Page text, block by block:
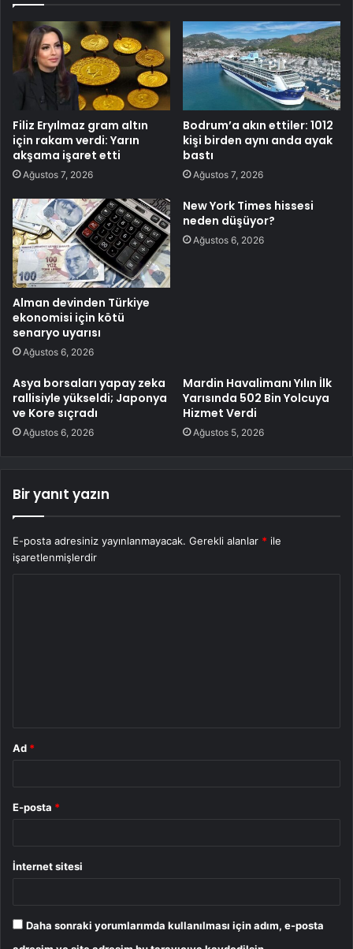
Filiz Eryılmaz gram altın
için rakam verdi: Yarın
akşama işaret etti
Ağustos 7, 2026
Bodrum’a akın ettiler: 1012
kişi birden aynı anda ayak
bastı
Ağustos 7, 2026
Alman devinden Türkiye
ekonomisi için kötü
senaryo uyarısı
Ağustos 6, 2026
New York Times hissesi
neden düşüyor?
Ağustos 6, 2026
Asya borsaları yapay zeka
rallisiyle yükseldi; Japonya
ve Kore sıçradı
Ağustos 6, 2026
Mardin Havalimanı Yılın İlk
Yarısında 502 Bin Yolcuya
Hizmet Verdi
Ağustos 5, 2026
Bir yanıt yazın
E-posta adresiniz yayınlanmayacak. Gerekli alanlar * ile
işaretlenmişlerdir
Ad *
E-posta *
İnternet sitesi
Daha sonraki yorumlarımda kullanılması için adım, e-posta